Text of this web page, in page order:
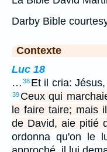
Darby Bible
Contexte
Luc 18
… 38 Et il cria:
39 Ceux qui
le faire taire; mais
de David, aie pitié
ordonna qu'on le